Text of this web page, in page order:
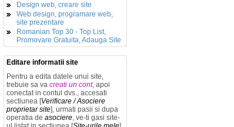
Design web, creare site
Web design, programare web,
site prezentare
Romanian Top 30 - Top List,
Promovare Gratuita, Adauga Site
Editare informatii site
Pentru a edita datele unui site,
trebuie sa va creati un cont, apoi
conectat in contul dvs., accesati
sectiunea [Verificare / Asociere
proprietar site], urmati pasii si dupa
operatia de asociere, ve-ti gasi site-